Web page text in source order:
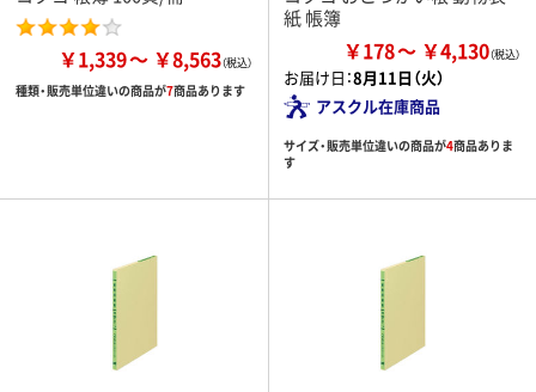
￥1,339 ￥8,563
種類・販売単位違いの商品が7商品あります
紙 帳簿
￥178 ￥4,130
お届け日：8月11日（火）
アスクル在庫商品
サイズ・販売単位違いの商品が4商品ありま
す